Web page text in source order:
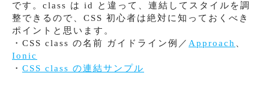
です。class は id と違って、連結してスタイルを調
整できるので、CSS 初心者は絶対に知っておくべき
ポイントと思います。
・CSS class の名前 ガイドライン例／ Approach
Ionic
・ CSS class の連結サンプル